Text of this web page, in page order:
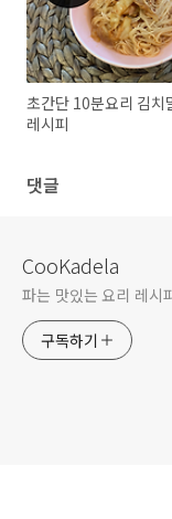
초간단 10분요리 김치
레시피
댓글
CooKadela
파는 맛있는 요리 레시
구독하기